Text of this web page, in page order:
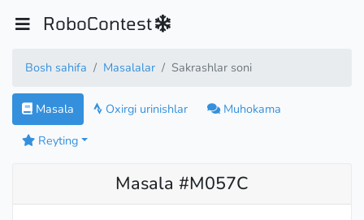
RoboContest
Bosh sahifa Masalalar Sakrashlar soni
Masala Oxirgi urinishlar
Muhokama
Reyting
Masala #M057C